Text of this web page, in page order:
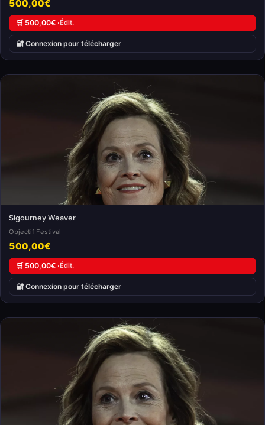
500,00€
🛒 500,00€ ·Édit.
🔐 Connexion pour télécharger
Sigourney Weaver
Objectif Festival
500,00€
🛒 500,00€ ·Édit.
🔐 Connexion pour télécharger